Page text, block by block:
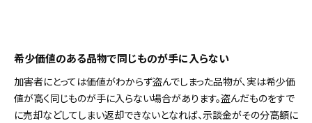
希少価値のある品物で同じものが手に入らない
加害者にとっては価値がわからず盗んでしまった品物が、実は希少価
値が高く同じものが手に入らない場合があります。盗んだものをすで
に売却などしてしまい返却できないとなれば、示談金がその分高額に